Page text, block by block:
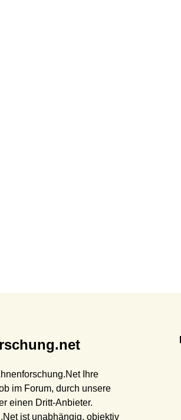
Ihre
im Forum, durch unsere
einen Dritt-Anbieter.
ist unabhängig, objektiv